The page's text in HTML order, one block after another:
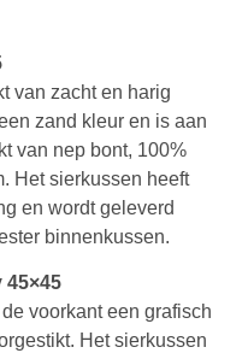
van zacht en harig
zand kleur en is aan
van nep bont, 100%
Het sierkussen heeft
en wordt geleverd
binnenkussen.
45×45
voorkant een grafisch
Het sierkussen